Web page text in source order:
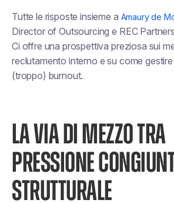
Tutte le risposte insieme a Amaury de
Director of Outsourcing e REC
Ci offre una prospettiva preziosa sui
reclutamento interno e su come
(troppo) burnout.
LA VIA DI MEZZO TRA
PRESSIONE
STRUTTURALE